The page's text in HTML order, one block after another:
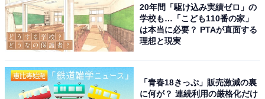
20年間「駆け込み実績ゼロ」の
学校も…「こども110番の家」
は本当に必要？ PTAが直面する
理想と現実
「青春18きっぷ」販売激減の裏
に何が？ 連続利用の厳格化だけ